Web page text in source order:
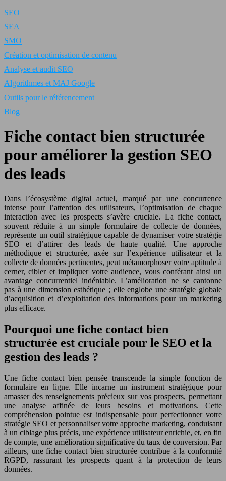
SEO
SEA
SMO
Création et optimisation de contenu
Analyse et audit SEO
Algorithmes et MAJ Google
Outils pour le référencement
Blog
Fiche contact bien structurée
pour améliorer la gestion SEO
des leads
Dans l’écosystème digital actuel, marqué par une concurrence
intense pour l’attention des utilisateurs, l’optimisation de chaque
interaction avec les prospects s’avère cruciale. La fiche contact,
souvent réduite à un simple formulaire de collecte de données,
représente un outil stratégique capable de dynamiser votre stratégie
SEO et d’attirer des leads de haute qualité. Une approche
méthodique et structurée, axée sur l’expérience utilisateur et la
collecte de données pertinentes, peut métamorphoser votre aptitude à
cerner, cibler et impliquer votre audience, vous conférant ainsi un
avantage concurrentiel indéniable. L’amélioration ne se cantonne
pas à une dimension esthétique ; elle englobe une stratégie globale
d’acquisition et d’exploitation des informations pour un marketing
plus efficace.
Pourquoi une fiche contact bien
structurée est cruciale pour le SEO et la
gestion des leads ?
Une fiche contact bien pensée transcende la simple fonction de
formulaire en ligne. Elle incarne un instrument stratégique pour
amasser des renseignements précieux sur vos prospects, permettant
une analyse affinée de leurs besoins et motivations. Cette
compréhension pointue est indispensable pour perfectionner votre
stratégie SEO et personnaliser votre approche marketing, conduisant
à un ciblage plus précis, une expérience utilisateur enrichie, et, en fin
de compte, une amélioration significative du taux de conversion. Par
ailleurs, une fiche contact bien structurée contribue à la conformité
RGPD, rassurant les prospects quant à la protection de leurs
données.